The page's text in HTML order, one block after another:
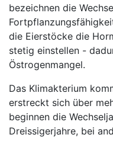
bezeichnen die
die Eierstöcke die
stetig einstellen -
Östrogenmangel.
Das Klimakterium
erstreckt sich über
beginnen die
Dreissigerjahre, bei